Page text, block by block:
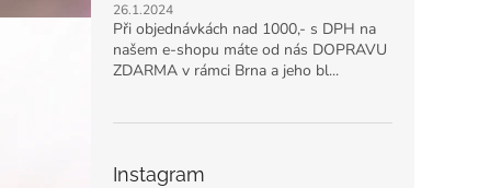
26.1.2024
Při objednávkách nad 1000,- s DPH na
našem e-shopu máte od nás DOPRAVU
ZDARMA v rámci Brna a jeho bl...
Instagram